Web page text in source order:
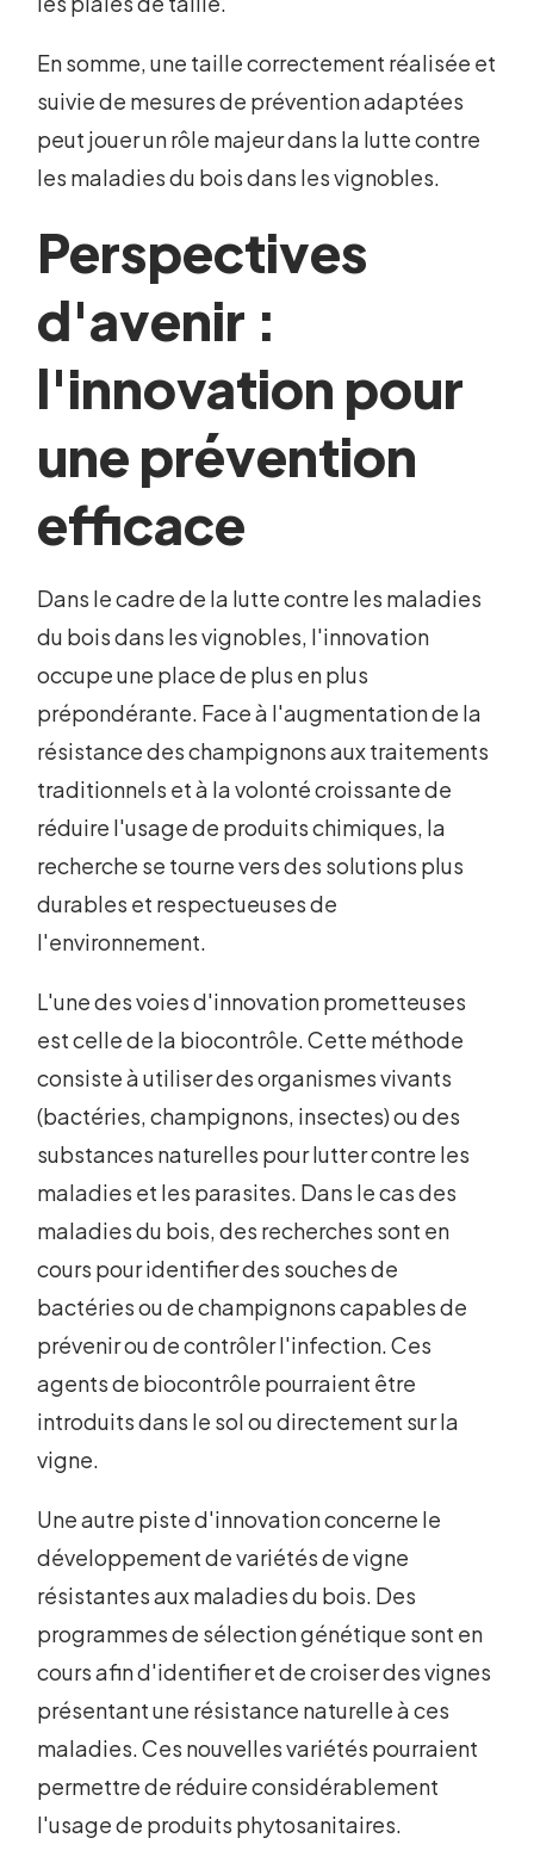
En somme, une taille correctement réalisée et
suivie de mesures de prévention adaptées
peut jouer un rôle majeur dans la lutte contre
les maladies du bois dans les vignobles.
Perspectives
d'avenir :
l'innovation pour
une prévention
efficace
Dans le cadre de la lutte contre les maladies
du bois dans les vignobles, l'innovation
occupe une place de plus en plus
prépondérante. Face à l'augmentation de la
résistance des champignons aux traitements
traditionnels et à la volonté croissante de
réduire l'usage de produits chimiques, la
recherche se tourne vers des solutions plus
durables et respectueuses de
l'environnement.
L'une des voies d'innovation prometteuses
est celle de la biocontrôle. Cette méthode
consiste à utiliser des organismes vivants
(bactéries, champignons, insectes) ou des
substances naturelles pour lutter contre les
maladies et les parasites. Dans le cas des
maladies du bois, des recherches sont en
cours pour identifier des souches de
bactéries ou de champignons capables de
prévenir ou de contrôler l'infection. Ces
agents de biocontrôle pourraient être
introduits dans le sol ou directement sur la
vigne.
Une autre piste d'innovation concerne le
développement de variétés de vigne
résistantes aux maladies du bois. Des
programmes de sélection génétique sont en
cours afin d'identifier et de croiser des vignes
présentant une résistance naturelle à ces
maladies. Ces nouvelles variétés pourraient
permettre de réduire considérablement
l'usage de produits phytosanitaires.